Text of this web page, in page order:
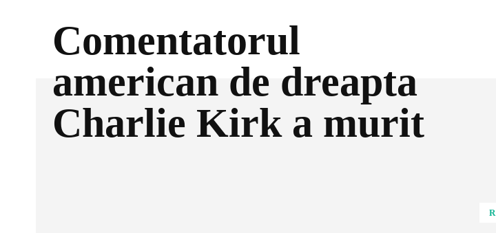
Comentatorul
american de dreapta
Charlie Kirk a murit